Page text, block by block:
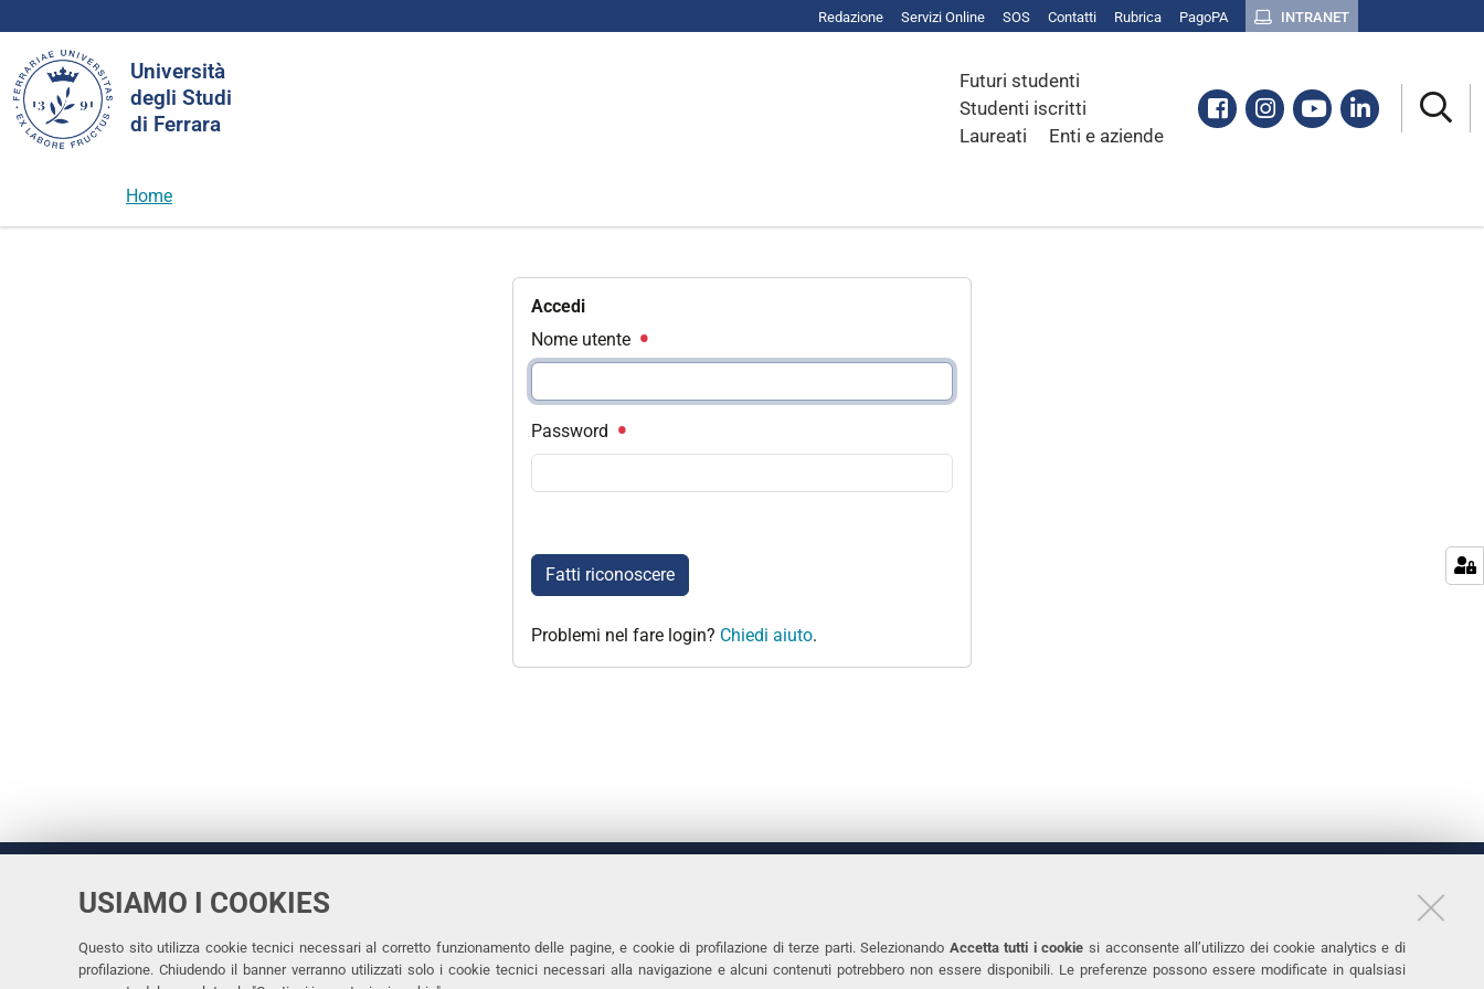
USIAMO I COOKIES
Questo sito utilizza cookie tecnici necessari al corretto funzionamento delle pagine, e cookie di profilazione di terze parti. Selezionando Accetta tutti i cookie si acconsente all’utilizzo dei cookie analytics e di
profilazione. Chiudendo il banner verranno utilizzati solo i cookie tecnici necessari alla navigazione e alcuni contenuti potrebbero non essere disponibili. Le preferenze possono essere modificate in qualsiasi
Redazione Servizi Online SOS Contatti Rubrica PagoPA INTRANET
Università
degli Studi
di Ferrara
Futuri studenti
Studenti iscritti
Laureati
Enti e aziende
Facebook
Instagram
YoutubeLinkedin
nel
sito
Home
Accedi
Nome utente
Password
Fatti riconoscere
Problemi nel fare login? Chiedi aiuto.
Università
di Ferrara
Rettrice: Prof.ssa Laura Ramaciotti
via Ludovico Ariosto, 35 - 44121 Ferrara
Tel. +39 0532 293111
Fax. +39 0532 293031
Accessibilità
Protezione dati personali